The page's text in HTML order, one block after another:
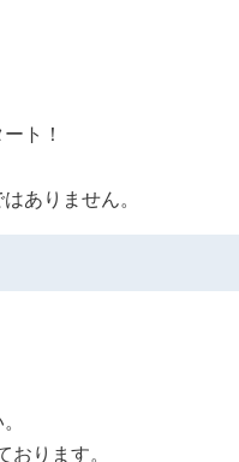
ト！
ありません。
ります。